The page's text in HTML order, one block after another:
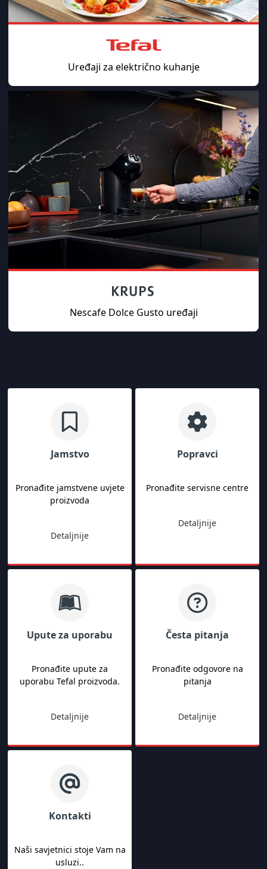
Uređaji za električno kuhanje
Nescafe Dolce Gusto uređaji
Jamstvo
Pronađite jamstvene uvjete
proizvoda
Detaljnije
Popravci
Pronađite servisne centre
Detaljnije
Upute za uporabu
Pronađite upute za
uporabu Tefal proizvoda.
Detaljnije
Česta pitanja
Pronađite odgovore na
pitanja
Detaljnije
Kontakti
Naši savjetnici stoje Vam na
usluzi..